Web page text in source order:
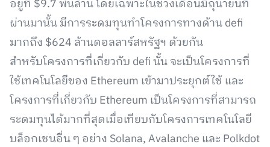
อยู่ที่ $9.7 พันล้าน โดยเฉพาะในช่วงเดือนมิถุนายนที่
ผ่านมานั้น มีการระดมทุนทำโครงการทางด้าน defi
มากถึง $624 ล้านดอลลาร์สหรัฐฯ ด้วยกัน
สำหรับโครงการที่เกี่ยวกับ defi นั้น จะเป็นโครงการที่
ใช้เทคโนโลยีของ Ethereum เข้ามาประยุกต์ใช้ และ
โครงการที่เกี่ยวกับ Ethereum เป็นโครงการที่สามารถ
ระดมทุนได้มากที่สุดเมื่อเทียบกับโครงการเทคโนโลยี
บล็อกเชนอื่น ๆ อย่าง Solana, Avalanche และ Polkdot